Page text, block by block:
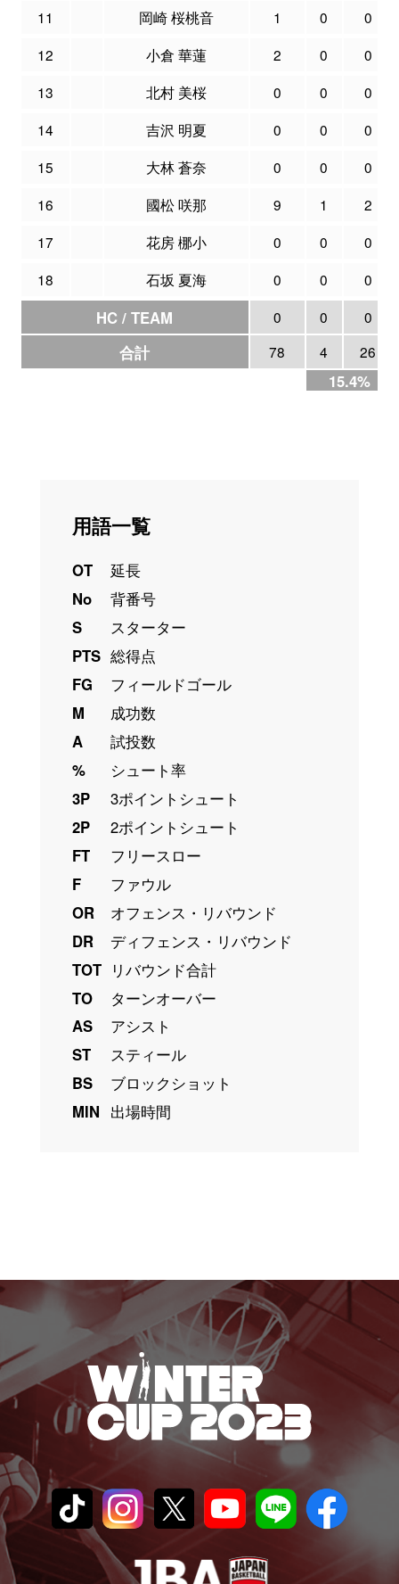
11 岡崎 桜桃音 1 0
0
12
小倉 華蓮 2 0
0
13
北村 美桜 0 0
0
14
吉沢 明夏 0 0
0
15
大林 蒼奈 0 0
0
16
國松 咲那 9 1
2
17
花房 梛小 0 0
0
18
石坂 夏海 0 0 0
HC / TEAM 0 0 0
合計 78 4 26
15.4%
用語一覧
OT
延長
No
背番号
S
スターター
PTS 総得点
FG
フィールドゴール
M
成功数
A
試投数
%
シュート率
3P
3ポイントシュート
2P
2ポイントシュート
FT
フリースロー
F
ファウル
OR
オフェンス・リバウンド
DR
ディフェンス・リバウンド
TOT リバウンド合計
TO
ターンオーバー
AS
アシスト
ST
スティール
BS
ブロックショット
MIN 出場時間